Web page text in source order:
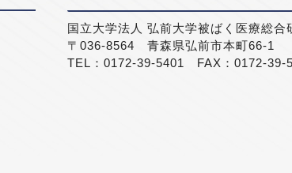
国立大学法人 弘前大学被ばく医療総合
〒036-8564 青森県弘前市本町66-1
TEL：0172-39-5401 FAX：0172-39-